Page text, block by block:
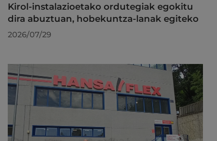
Kirol-instalazioetako ordutegiak egokitu
dira abuztuan, hobekuntza-lanak egiteko
2026/07/29